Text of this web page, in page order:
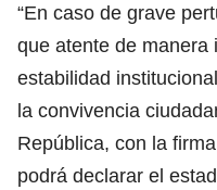
“En caso de grave
que atente de manera
estabilidad
la convivencia
República, con la
podrá declarar el